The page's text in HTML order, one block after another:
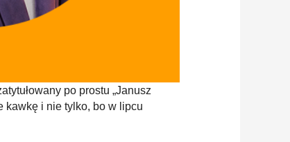
po prostu „Janusz
kawkę i nie tylko, bo w lipcu